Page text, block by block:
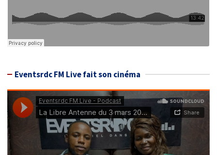
Eventsrdc FM Live fait son cinéma